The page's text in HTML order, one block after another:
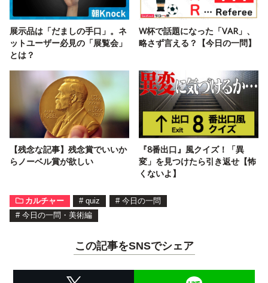
展示品は「だましの手口」。ネ
ットユーザー必見の「展覧会」
とは？
W杯で話題になった「VAR」、
略さず言える？【今日の一問】
【残念な記事】残念賞でいいか
らノーベル賞が欲しい
『8番出口』風クイズ！「異
変」を見つけたら引き返せ【怖
くないよ】
カルチャー # quiz # 今日の一問
# 今日の一問・美術編
この記事をSNSでシェア